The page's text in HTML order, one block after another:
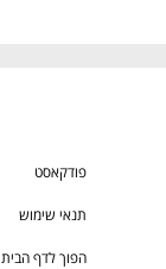
פודקאסט
תנאי שימוש
הפוך לדף הבית